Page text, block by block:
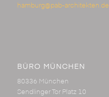
hamburg@pab-architekten.de
BÜRO MÜNCHEN
80336 München
Sendlinger Tor Platz 10